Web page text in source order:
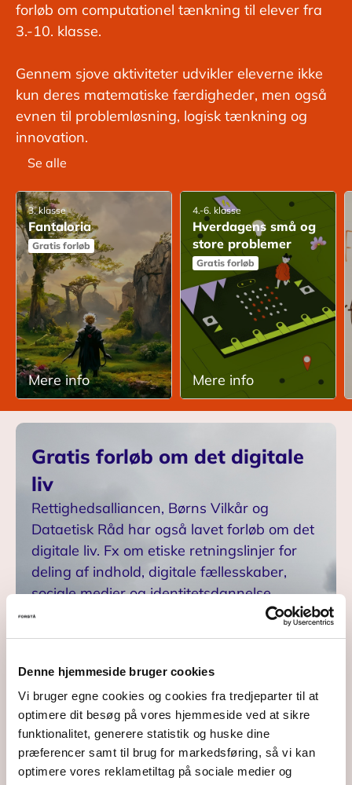
Denne hjemmeside bruger cookies
Vi bruger egne cookies og cookies fra tredjeparter til at
optimere dit besøg på vores hjemmeside ved at sikre
funktionalitet, generere statistik og huske dine
præferencer samt til brug for markedsføring, så vi kan
optimere vores reklametiltag på sociale medier og
forløb om computationel tænkning til elever fra
3.-10. klasse.
Gennem sjove aktiviteter udvikler eleverne ikke
kun deres matematiske færdigheder, men også
evnen til problemløsning, logisk tænkning og
innovation.
Se alle
3. klasse
Fantaloria
Gratis forløb
Mere info
4.-6. klasse
Hverdagens små og
store problemer
Gratis forløb
Mere info
Gratis forløb om det digitale
liv
Rettighedsalliancen, Børns Vilkår og
Dataetisk Råd har også lavet forløb om det
digitale liv. Fx om etiske retningslinjer for
deling af indhold, digitale fællesskaber,
sociale medier og identitetsdannelse.
identitetsdannelse
data